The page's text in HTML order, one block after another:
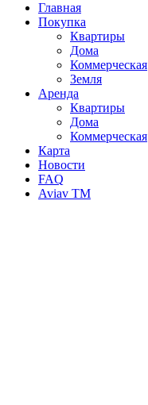
Главная
Покупка
Квартиры
Дома
Коммерческая
Земля
Аренда
Квартиры
Дома
Коммерческая
Карта
Новости
FAQ
Aviav TM